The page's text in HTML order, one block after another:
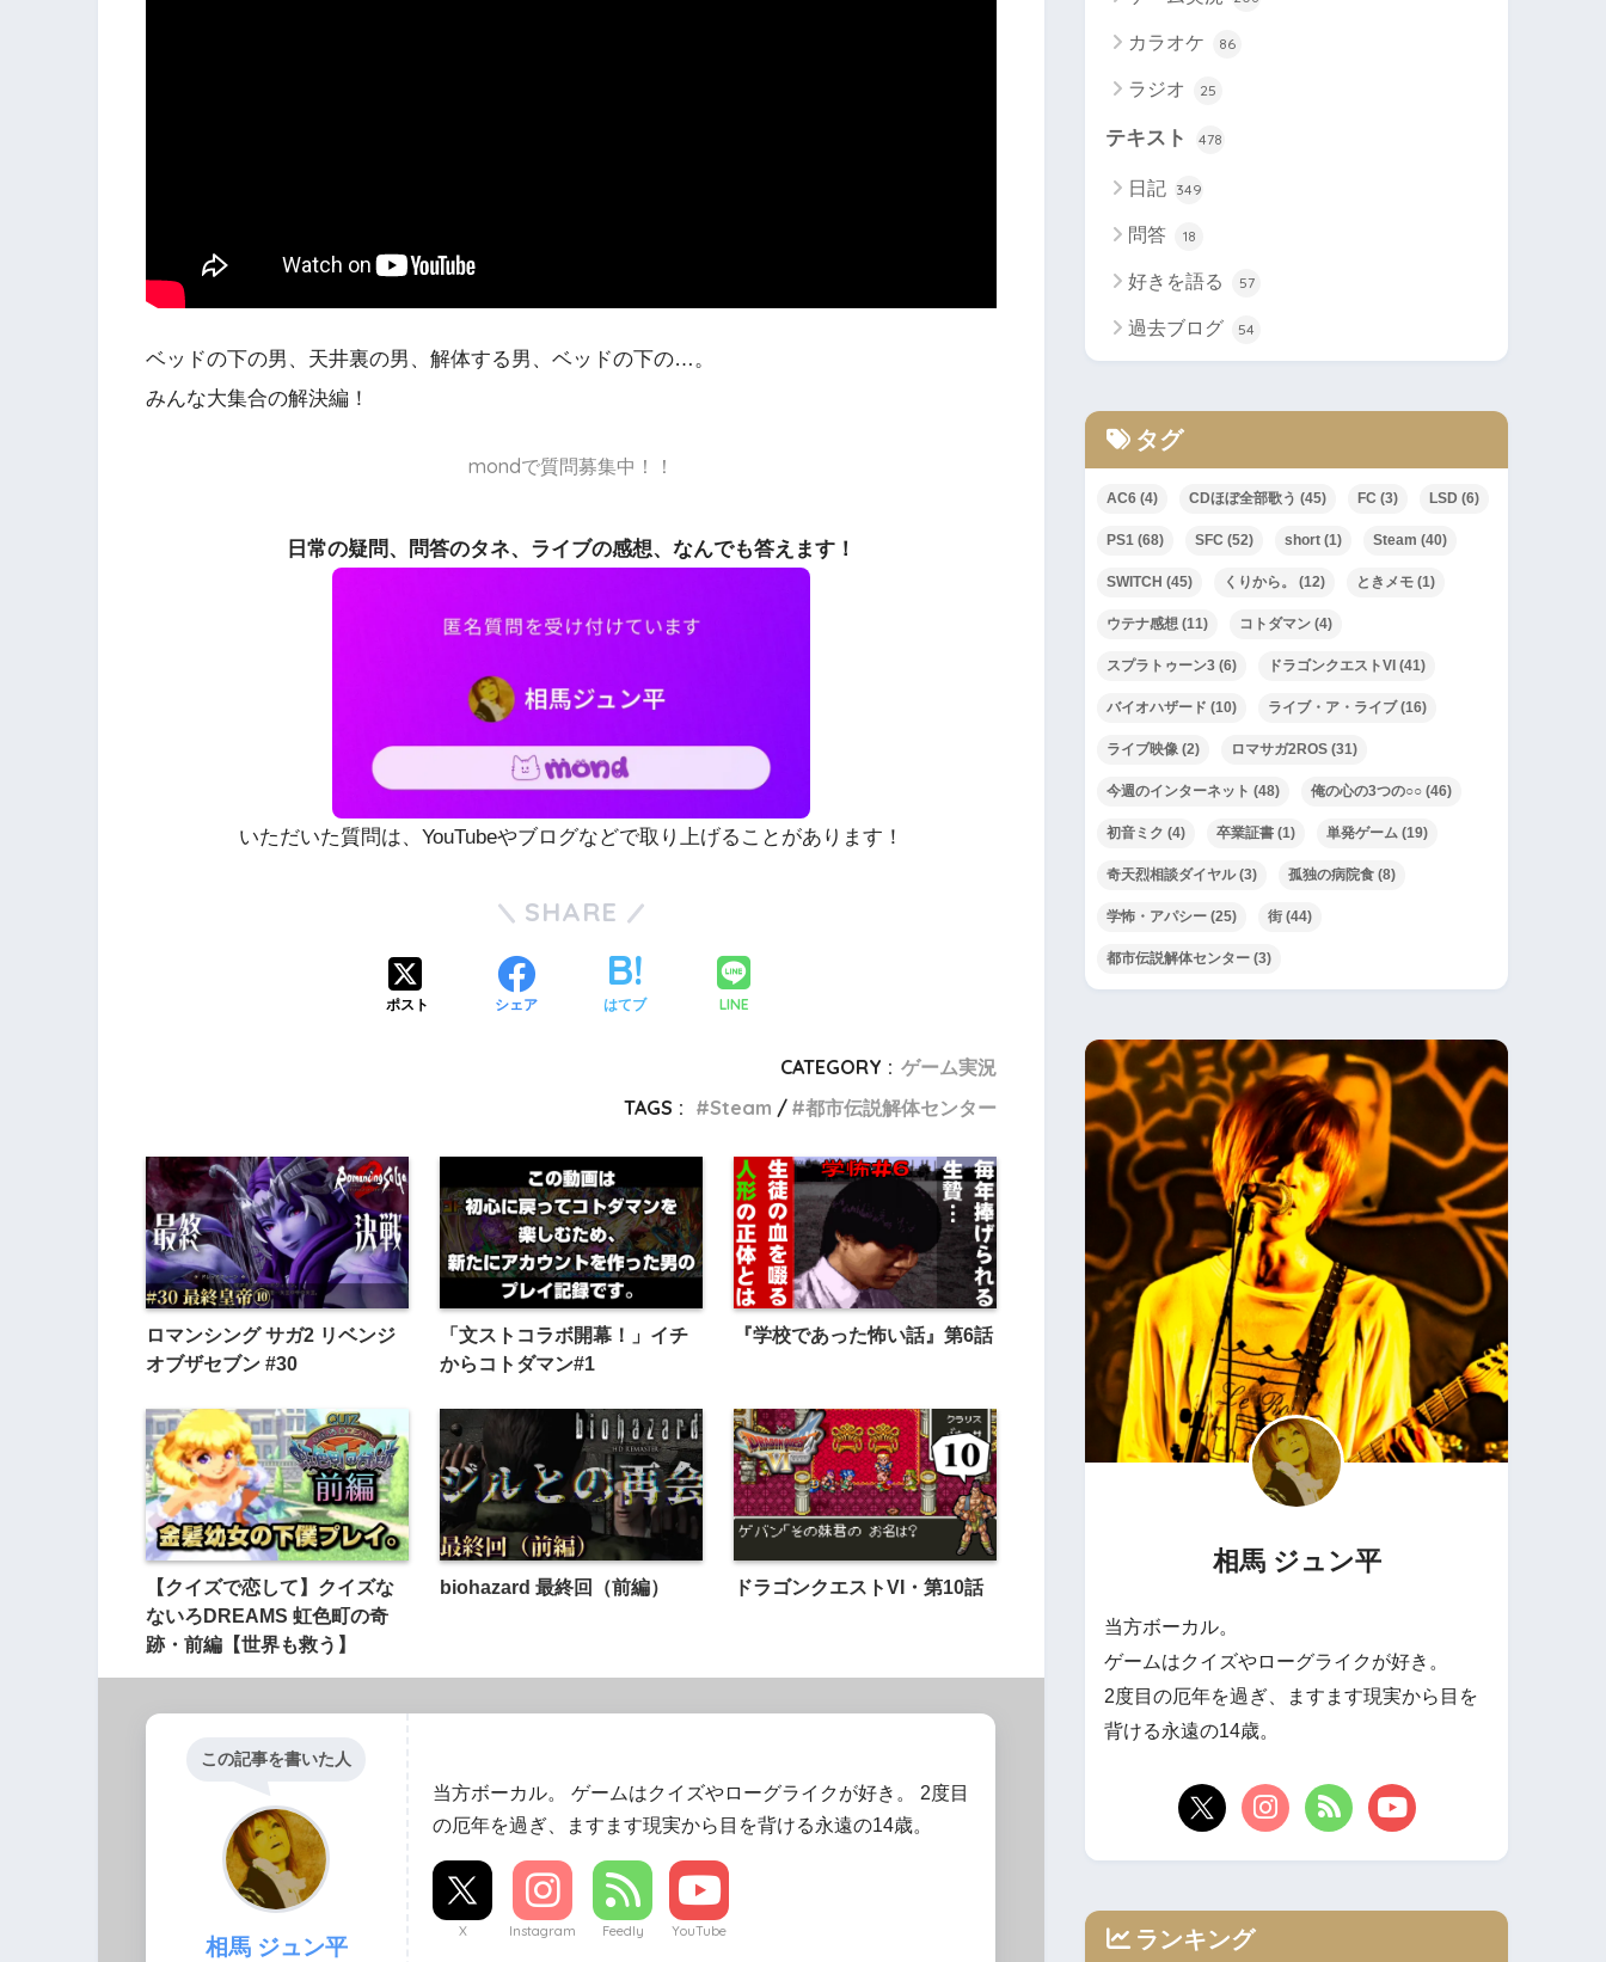
ベッドの下の男、天井裏の男、解体する男、ベッドの下の…。
みんな大集合の解決編！
mondで質問募集中！！
日常の疑問、問答のタネ、ライブの感想、なんでも答えます！
いただいた質問は、YouTubeやブログなどで取り上げることがあります！
SHARE
ポスト シェア はてブ LINE
CATEGORY : ゲーム実況
TAGS :
Steam 都市伝説解体センター
ロマンシング サガ2 リベンジ
オブザセブン #30
「文ストコラボ開幕！」イチ
からコトダマン#1
『学校であった怖い話』第6話
【クイズで恋して】クイズな
ないろDREAMS 虹色町の奇
跡・前編【世界も救う】
biohazard 最終回（前編） ドラゴンクエストVI・第10話
この記事を書いた人
相馬 ジュン平
当方ボーカル。 ゲームはクイズやローグライクが好き。 2度目
の厄年を過ぎ、ますます現実から目を背ける永遠の14歳。
X Instagram Feedly YouTube
カラオケ 86
ラジオ 25
テキスト 478
日記 349
問答 18
好きを語る 57
過去ブログ 54
タグ
AC6 (4) CDほぼ全部歌う (45) FC (3) LSD (6)
PS1 (68) SFC (52) short (1) Steam (40)
SWITCH (45) くりから。 (12) ときメモ (1)
ウテナ感想 (11) コトダマン (4)
スプラトゥーン3 (6) ドラゴンクエストVI (41)
バイオハザード (10) ライブ・ア・ライブ(16)
ライブ映像 (2) ロマサガ2ROS (31)
今週のインターネット (48) 俺の心の3つの○○ (46)
初音ミク (4) 卒業証書 (1) 単発ゲーム (19)
奇天烈相談ダイヤル(3) 孤独の病院食 (8)
学怖・アパシー (25) 街 (44)
都市伝説解体センター (3)
相馬 ジュン平
当方ボーカル。
ゲームはクイズやローグライクが好き。
2度目の厄年を過ぎ、ますます現実から目を
背ける永遠の14歳。
ランキング